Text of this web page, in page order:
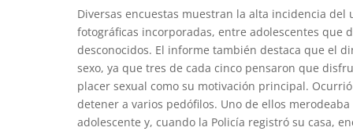
Diversas encuestas muestran la alta incidencia
fotográficas incorporadas, entre adolescentes que
desconocidos. El informe también destaca que el
sexo, ya que tres de cada cinco pensaron que
placer sexual como su motivación principal.
detener a varios pedófilos. Uno de ellos
adolescente y, cuando la Policía registró su casa,